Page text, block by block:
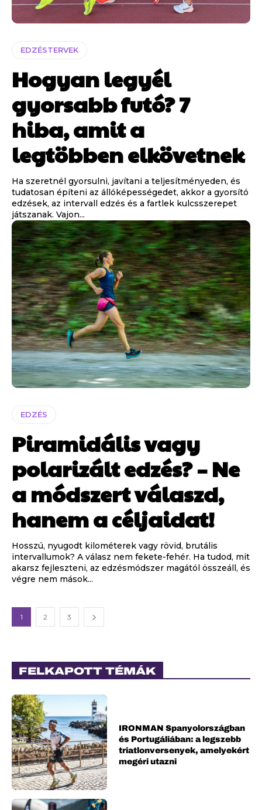
EDZÉSTERVEK
Hogyan legyél
gyorsabb futó? 7
hiba, amit a
legtöbben elkövetnek
Ha szeretnél gyorsulni, javítani a teljesítményeden, és
tudatosan építeni az állóképességedet, akkor a gyorsító
edzések, az intervall edzés és a fartlek kulcsszerepet
játszanak. Vajon...
EDZÉS
Piramidális vagy
polarizált edzés? – Ne
a módszert válaszd,
hanem a céljaidat!
Hosszú, nyugodt kilométerek vagy rövid, brutális
intervallumok? A válasz nem fekete-fehér. Ha tudod, mit
akarsz fejleszteni, az edzésmódszer magától összeáll, és
végre nem mások...
1 2 3
FELKAPOTT TÉMÁK
IRONMAN Spanyolországban
és Portugáliában: a legszebb
triatlonversenyek, amelyekért
megéri utazni